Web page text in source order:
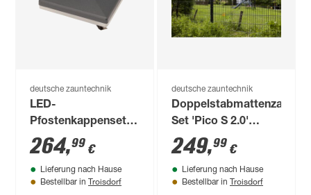
deutsche zauntechnik
LED-
Pfostenkappenset
anthrazit für
Torpfosten 12 x 12
cm 2 Stück
264,99 €
Lieferung nach Hause
Bestellbar in Troisdorf
deutsche zauntechnik
Doppelstabmattenzaun-
Set 'Pico S 2.0'
anthrazit 600 x 120
cm
249,99 €
Lieferung nach Hause
Bestellbar in Troisdorf